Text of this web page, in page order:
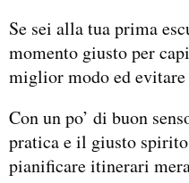
Se sei alla tua prima
momento giusto per
miglior modo ed
Con un po’ di buon
pratica e il giusto
pianificare itinerari